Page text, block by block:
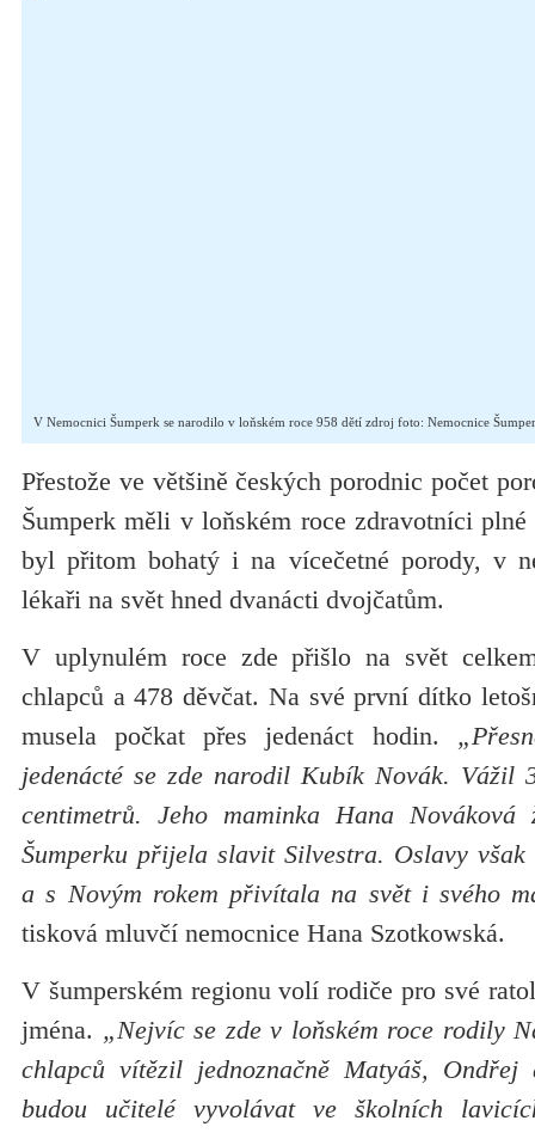
V Nemocnici Šumperk se narodilo v loňském roce 958 dětí zdroj foto: Nemocnice
Přestože ve většině českých porodnic počet
Šumperk měli v loňském roce zdravotníci
byl přitom bohatý i na vícečetné porody, v
lékaři na svět hned dvanácti dvojčatům.
V uplynulém roce zde přišlo na svět
chlapců a 478 děvčat. Na své první dítko
musela počkat přes jedenáct hodin.
jedenácté se zde narodil Kubík Novák. Vážil
centimetrů. Jeho maminka Hana
Šumperku přijela slavit Silvestra. Oslavy však
a s Novým rokem přivítala na svět i svého
tisková mluvčí nemocnice Hana Szotkowská.
V šumperském regionu volí rodiče pro své
jména. „Nejvíc se zde v loňském roce rodily
chlapců vítězil jednoznačně Matyáš,
budou učitelé vyvolávat ve školních